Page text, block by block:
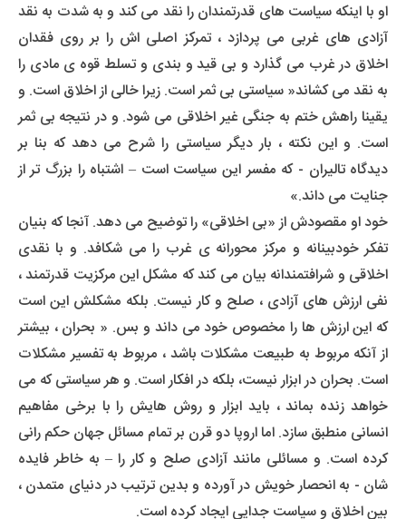
او با اینکه سیاست های قدرتمندان را نقد می کند و به شدت به نقد
آزادی های غربی می پردازد ، تمرکز اصلی اش را بر روی فقدان
اخلاق در غرب می گذارد و بی قید و بندی و تسلط قوه ی مادی را
به نقد می کشاند« سیاستی بی ثمر است. زیرا خالی از اخلاق است. و
یقینا راهش ختم به جنگی غیر اخلاقی می شود. و در نتیجه بی ثمر
است. و این نکته ، بار دیگر سیاستی را شرح می دهد که بنا بر
دیدگاه تالیران - که مفسر این سیاست است – اشتباه را بزرگ تر از
جنایت می داند.»
خود او مقصودش از «بی اخلاقی» را توضیح می دهد. آنجا که بنیان
تفکر خودبینانه و مرکز محورانه ی غرب را می شکافد. و با نقدی
اخلاقی و شرافتمندانه بیان می کند که مشکل این مرکزیت قدرتمند ،
نفی ارزش های آزادی ، صلح و کار نیست. بلکه مشکلش این است
که این ارزش ها را مخصوص خود می داند و بس. « بحران ، بیشتر
از آنکه مربوط به طبیعت مشکلات باشد ، مربوط به تفسیر مشکلات
است. بحران در ابزار نیست، بلکه در افکار است. و هر سیاستی که می
خواهد زنده بماند ، باید ابزار و روش هایش را با برخی مفاهیم
انسانی منطبق سازد. اما اروپا دو قرن بر تمام مسائل جهان حکم رانی
کرده است. و مسائلی مانند آزادی صلح و کار را – به خاطر فایده
شان - به انحصار خویش در آورده و بدین ترتیب در دنیای متمدن ،
بین اخلاق و سیاست جدایی ایجاد کرده است.